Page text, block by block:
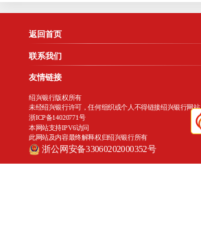
返回首页
联系我们
友情链接
绍兴银行版权所有
未经绍兴银行许可，任何组织或个人不得链接绍兴银行网站
浙ICP备14020771号
本网站支持IPV6访问
此网站及内容最终解释权归绍兴银行所有
浙公网安备33060202000352号